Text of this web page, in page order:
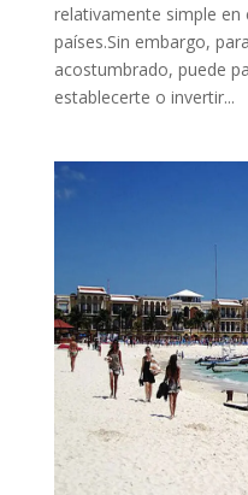
relativamente simple
países.Sin embargo,
acostumbrado, puede
establecerte o invertir...